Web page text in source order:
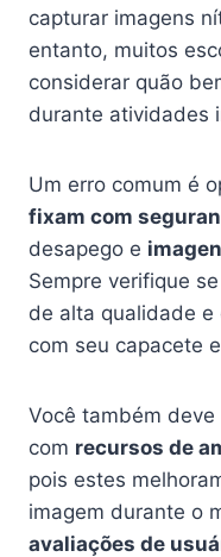
capturar imagens
entanto, muitos
considerar quão
durante atividades
Um erro comum é
fixam com
desapego e
Sempre verifique
de alta qualidade
com seu capacete
Você também
com recursos de
pois estes
imagem durante o
avaliações de